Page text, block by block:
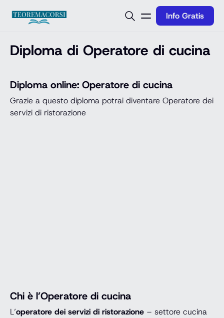
Info Gratis
Diploma di Operatore di cucina
Diploma online: Operatore di cucina
Grazie a questo diploma potrai diventare Operatore dei
servizi di ristorazione
Chi è l’Operatore di cucina
L’operatore dei servizi di ristorazione – settore cucina